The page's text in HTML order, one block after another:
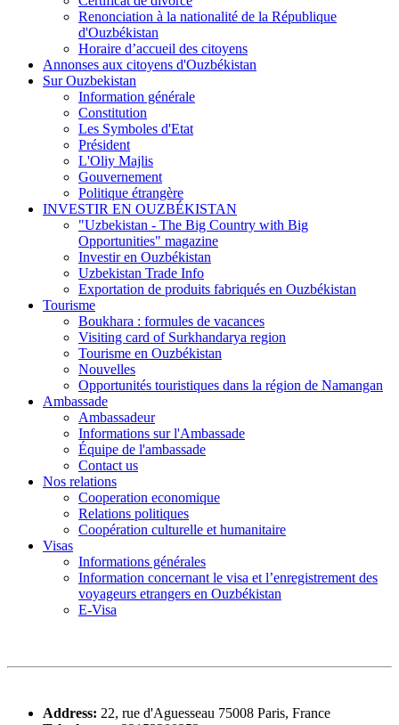
Renonciation à la nationalité de la République
d'Ouzbékistan
Horaire d’accueil des citoyens
Annonses aux citoyens d'Ouzbékistan
Sur Ouzbekistan
Information générale
Constitution
Les Symboles d'Etat
Président
L'Oliy Majlis
Gouvernement
Politique étrangère
INVESTIR EN OUZBÉKISTAN
"Uzbekistan - The Big Country with Big
Opportunities" magazine
Investir en Ouzbékistan
Uzbekistan Trade Info
Exportation de produits fabriqués en Ouzbékistan
Tourisme
Boukhara : formules de vacances
Visiting card of Surkhandarya region
Tourisme en Ouzbékistan
Nouvelles
Opportunités touristiques dans la région de Namangan
Ambassade
Ambassadeur
Informations sur l'Ambassade
Équipe de l'ambassade
Contact us
Nos relations
Cooperation economique
Relations politiques
Coopération culturelle et humanitaire
Visas
Informations générales
Information concernant le visa et l’enregistrement des
voyageurs etrangers en Ouzbékistan
E-Visa
Address: 22, rue d'Aguesseau 75008 Paris, France